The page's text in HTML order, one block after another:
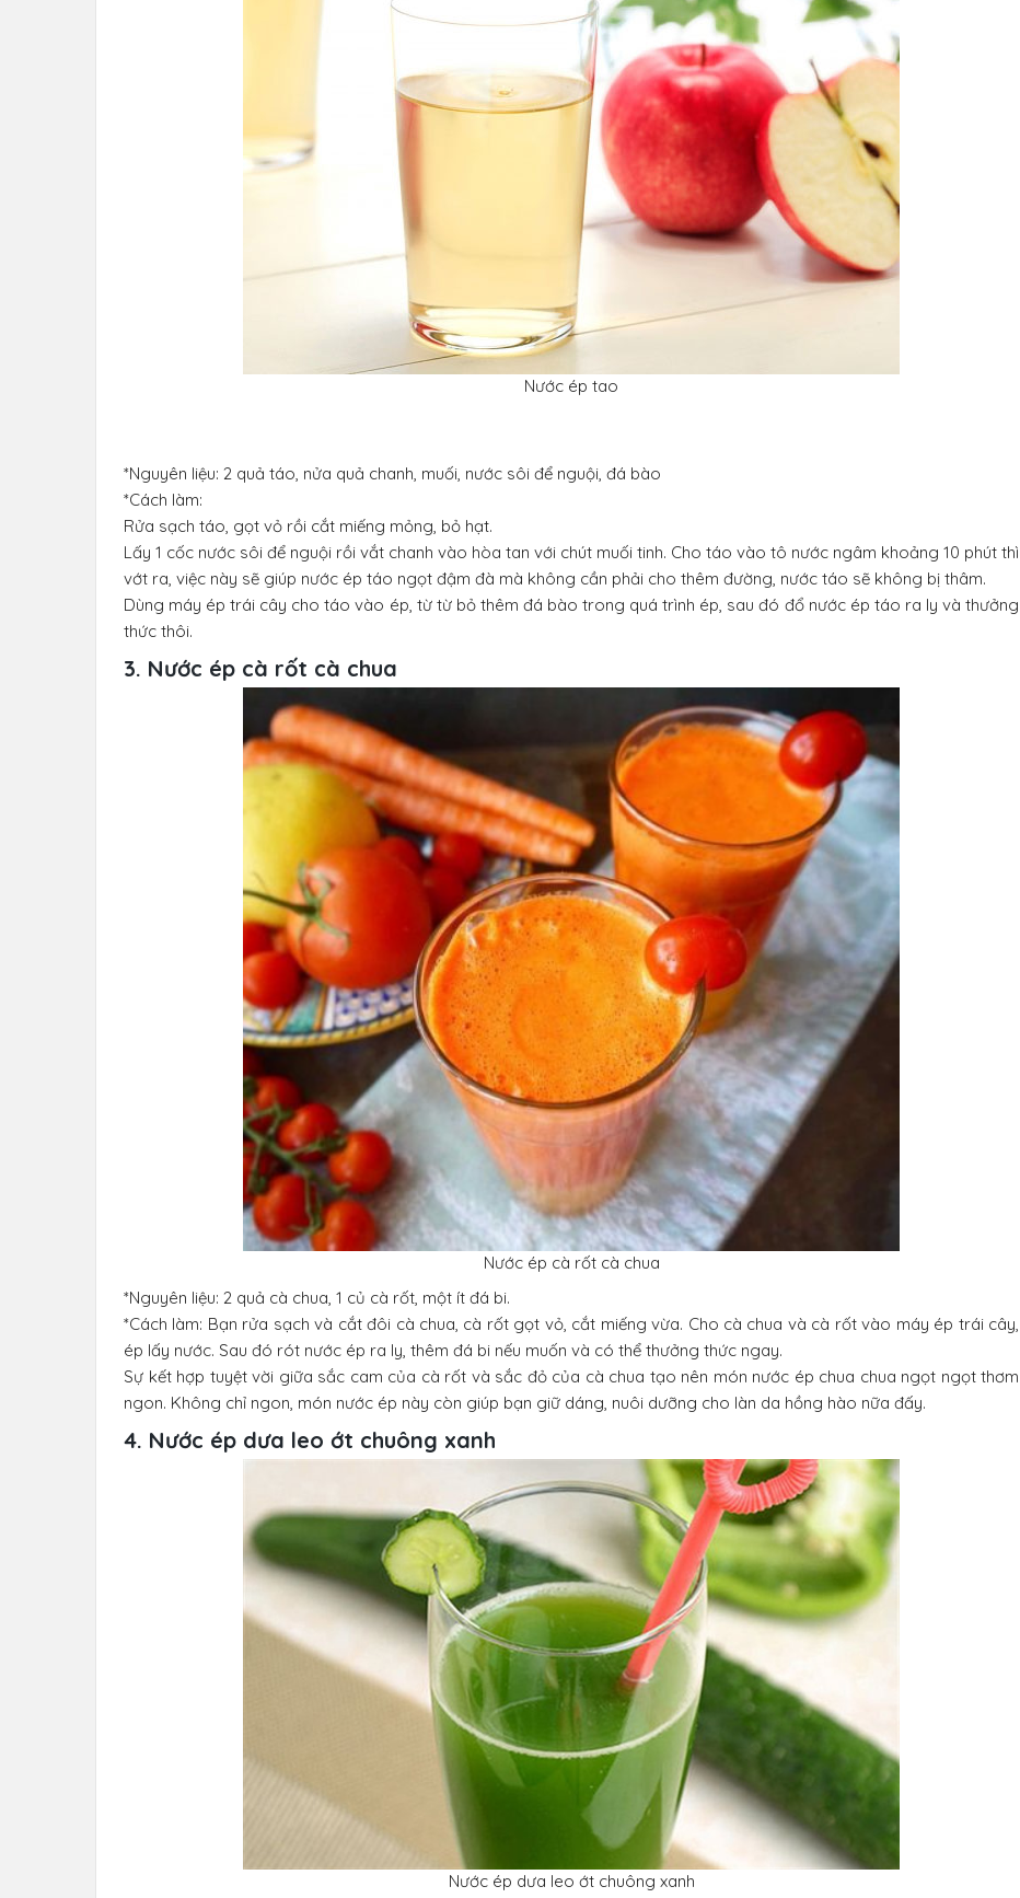
Nước ép tao
*Nguyên liệu: 2 quả táo, nửa quả chanh, muối, nước sôi để nguội, đá bào
*Cách làm:
Rửa sạch táo, gọt vỏ rồi cắt miếng mỏng, bỏ hạt.
Lấy 1 cốc nước sôi để nguội rồi vắt chanh vào hòa tan với chút muối tinh. Cho táo vào tô nước ngâm khoảng 10 phút thì
vớt ra, việc này sẽ giúp nước ép táo ngọt đậm đà mà không cần phải cho thêm đường, nước táo sẽ không bị thâm.
Dùng máy ép trái cây cho táo vào ép, từ từ bỏ thêm đá bào trong quá trình ép, sau đó đổ nước ép táo ra ly và thưởng
thức thôi.
3. Nước ép cà rốt cà chua
Nước ép cà rốt cà chua
*Nguyên liệu: 2 quả cà chua, 1 củ cà rốt, một ít đá bi.
*Cách làm: Bạn rửa sạch và cắt đôi cà chua, cà rốt gọt vỏ, cắt miếng vừa. Cho cà chua và cà rốt vào máy ép trái cây,
ép lấy nước. Sau đó rót nước ép ra ly, thêm đá bi nếu muốn và có thể thưởng thức ngay.
Sự kết hợp tuyệt vời giữa sắc cam của cà rốt và sắc đỏ của cà chua tạo nên món nước ép chua chua ngọt ngọt thơm
ngon. Không chỉ ngon, món nước ép này còn giúp bạn giữ dáng, nuôi dưỡng cho làn da hồng hào nữa đấy.
4. Nước ép dưa leo ớt chuông xanh
Nước ép dưa leo ớt chuông xanh